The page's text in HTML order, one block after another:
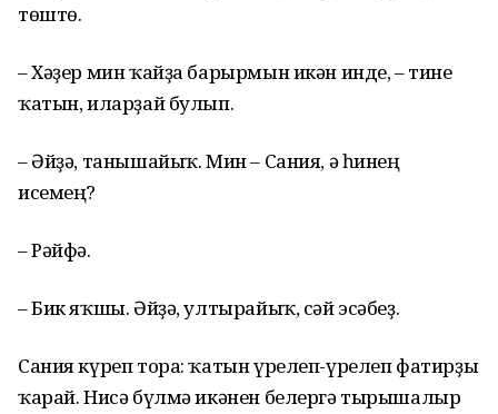
төштө.
– Хәҙер мин ҡайҙа барырмын икән инде, – тине
ҡатын, иларҙай булып.
– Әйҙә, танышайыҡ. Мин – Сания, ә һинең
исемең?
– Рәйфә.
– Бик яҡшы. Әйҙә, ултырайыҡ, сәй эсәбеҙ.
Сания күреп тора: ҡатын үрелеп-үрелеп фатирҙы
ҡарай. Нисә бүлмә икәнен белергә тырышалыр